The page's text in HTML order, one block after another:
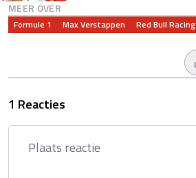
MEER OVER
Formule 1 Max Verstappen Red Bull Racing
1 Reacties